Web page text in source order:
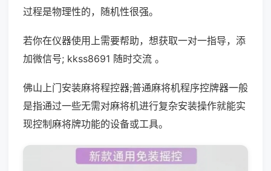
过程是物理性的，随机性很强。
若你在仪器使用上需要帮助，想获取一对一指导，添
加微信号; kkss8691 随时交流 。
佛山上门安装麻将程控器;普通麻将机程序控牌器一般
是指通过一些无需对麻将机进行复杂安装操作就能实
现控制麻将牌功能的设备或工具。